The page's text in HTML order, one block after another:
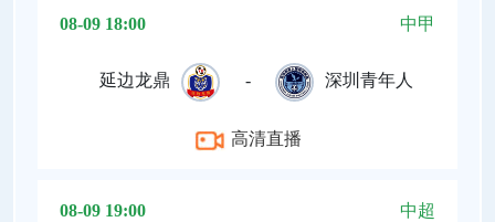
08-09 18:00 中甲
延边龙鼎 - 深圳青年人
高清直播
08-09 19:00 中超